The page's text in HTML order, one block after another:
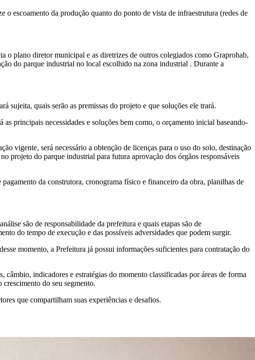
escoamento da produção quanto do ponto de vista de infraestrutura (redes de
o plano diretor municipal e as diretrizes de outros colegiados como Graprohab,
do parque industrial no local escolhido na zona industrial . Durante a
sujeita, quais serão as premissas do projeto e que soluções ele trará.
principais necessidades e soluções bem como, o orçamento inicial baseando-
vigente, será necessário a obtenção de licenças para o uso do solo, destinação
projeto do parque industrial para futura aprovação dos órgãos responsáveis
da construtora, cronograma físico e financeiro da obra, planilhas de
são de responsabilidade da prefeitura e quais etapas são de
do tempo de execução e das possíveis adversidades que podem surgir.
momento, a Prefeitura já possui informações suficientes para contratação do
indicadores e estratégias do momento classificadas por áreas de forma
do seu segmento.
que compartilham suas experiências e desafios.